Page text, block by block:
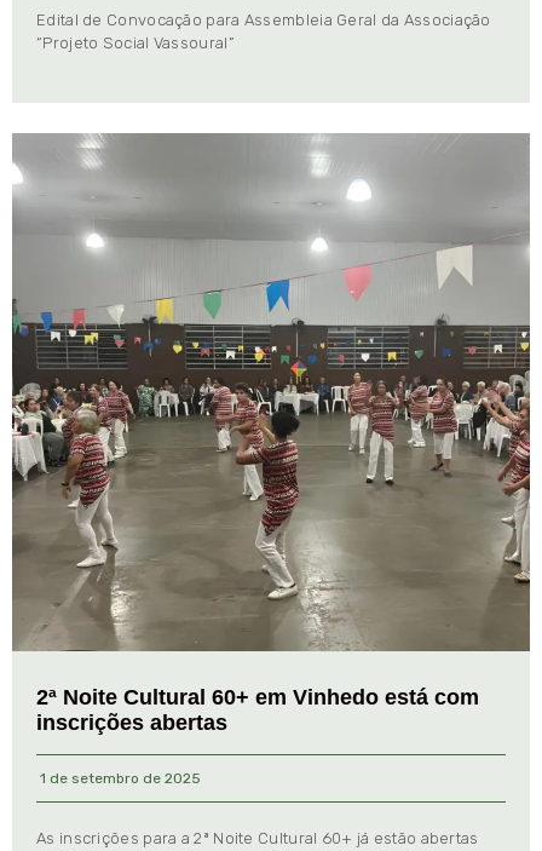
Edital de Convocação para Assembleia Geral da Associação
“Projeto Social Vassoural”
2ª Noite Cultural 60+ em Vinhedo está com
inscrições abertas
1 de setembro de 2025
As inscrições para a 2ª Noite Cultural 60+ já estão abertas